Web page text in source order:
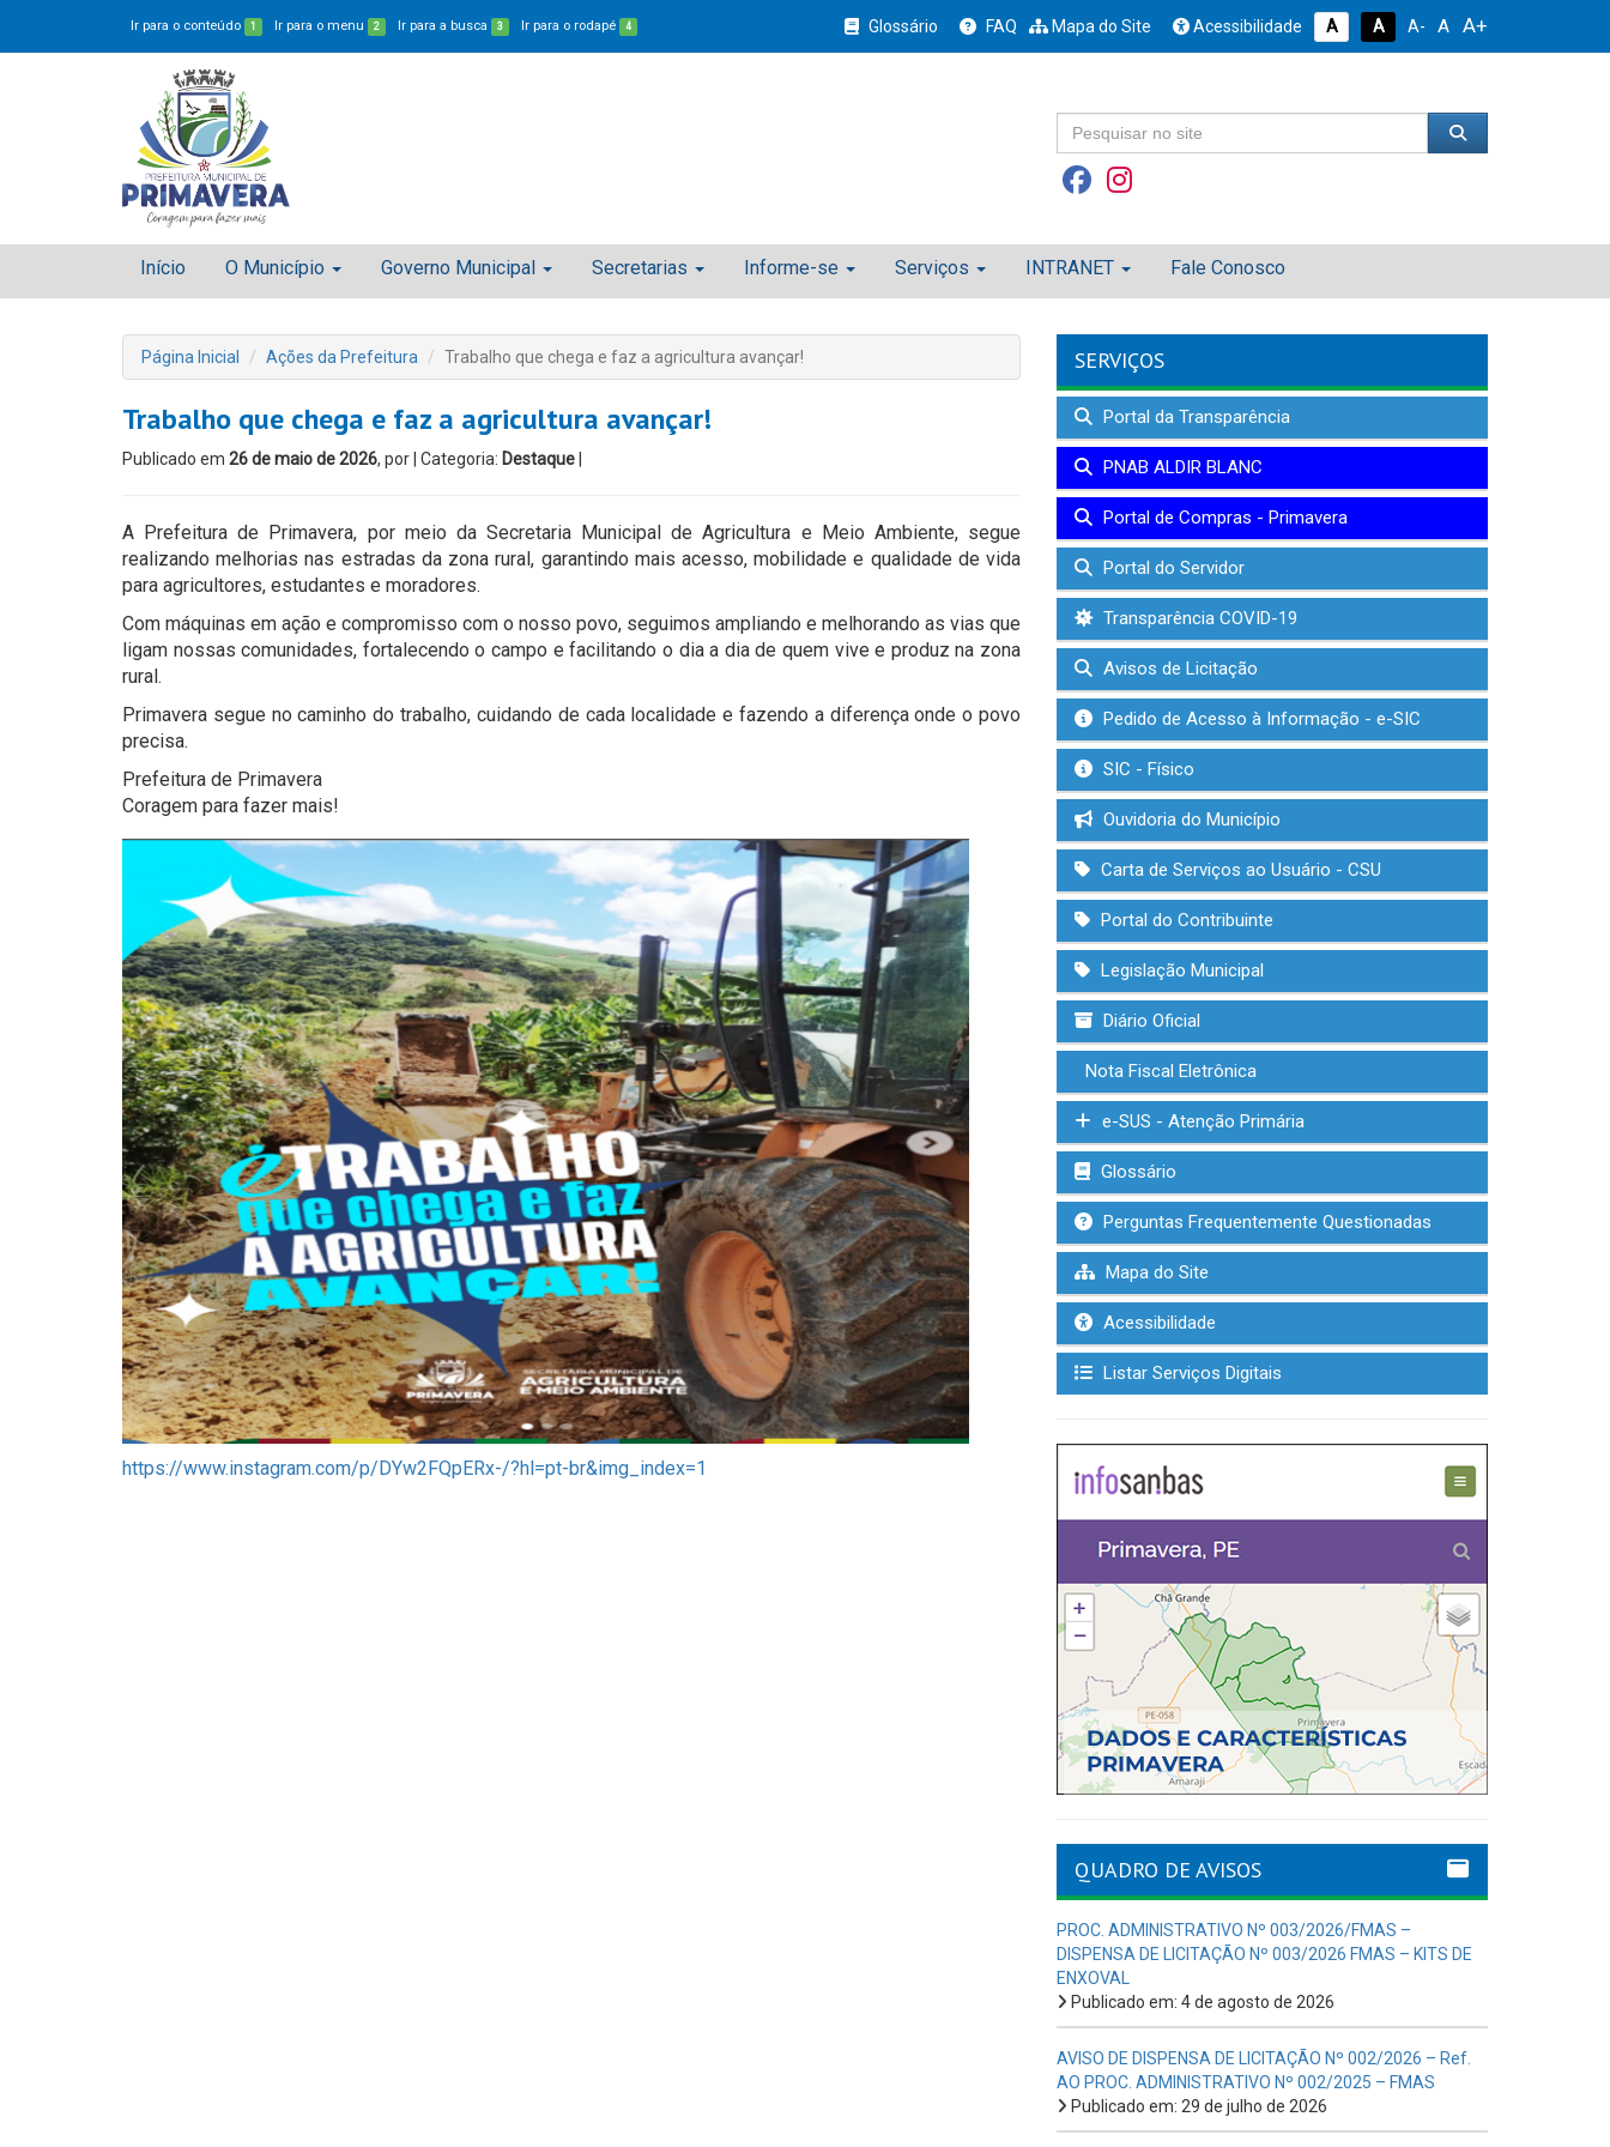
Ir para o conteúdo 1 Ir para o menu 2 Ir para a busca 3 Ir para o rodapé 4 Glossário FAQ Mapa do Site Acessibilidade A A A- A A+
Início O Município Governo Municipal Secretarias Informe-se Serviços INTRANET Fale Conosco
Página Inicial Ações da Prefeitura Trabalho que chega e faz a agricultura avançar!
Trabalho que chega e faz a agricultura avançar!
Publicado em 26 de maio de 2026, por | Categoria: Destaque
A Prefeitura de Primavera, por meio da Secretaria Municipal de Agricultura e Meio Ambiente, segue
realizando melhorias nas estradas da zona rural, garantindo mais acesso, mobilidade e qualidade de vida
para agricultores, estudantes e moradores.
Com máquinas em ação e compromisso com o nosso povo, seguimos ampliando e melhorando as vias que
ligam nossas comunidades, fortalecendo o campo e facilitando o dia a dia de quem vive e produz na zona
rural.
Primavera segue no caminho do trabalho, cuidando de cada localidade e fazendo a diferença onde o povo
precisa.
Prefeitura de Primavera
Coragem para fazer mais!
https://www.instagram.com/p/DYw2FQpERx-/?hl=pt-br&img_index=1
SERVIÇOS
Portal da Transparência
PNAB ALDIR BLANC
Portal de Compras - Primavera
Portal do Servidor
Transparência COVID-19
Avisos de Licitação
Pedido de Acesso à Informação - e-SIC
SIC - Físico
Ouvidoria do Município
Carta de Serviços ao Usuário - CSU
Portal do Contribuinte
Legislação Municipal
Diário Oficial
Nota Fiscal Eletrônica
e-SUS - Atenção Primária
Glossário
Perguntas Frequentemente Questionadas
Mapa do Site
Acessibilidade
Listar Serviços Digitais
QUADRO DE AVISOS
PROC. ADMINISTRATIVO Nº 003/2026/FMAS –
DISPENSA DE LICITAÇÃO Nº 003/2026 FMAS – KITS DE
ENXOVAL
Publicado em: 4 de agosto de 2026
AVISO DE DISPENSA DE LICITAÇÃO Nº 002/2026 – Ref.
AO PROC. ADMINISTRATIVO Nº 002/2025 – FMAS
Publicado em: 29 de julho de 2026